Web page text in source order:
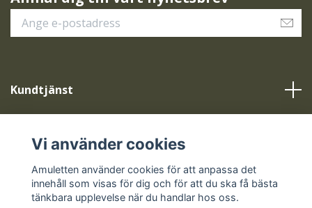
Kundtjänst
Sociala medier
Vi använder cookies
Amuletten använder cookies för att anpassa det
innehåll som visas för dig och för att du ska få bästa
tänkbara upplevelse när du handlar hos oss.